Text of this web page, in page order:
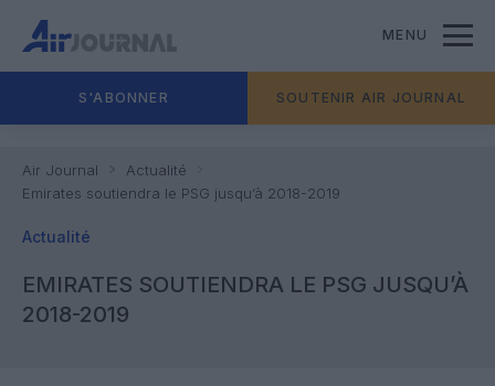
MENU
S'ABONNER SOUTENIR AIR JOURNAL
Air Journal
Actualité
Emirates soutiendra le PSG jusqu’à 2018-2019
Actualité
EMIRATES SOUTIENDRA LE PSG JUSQU’À
2018-2019